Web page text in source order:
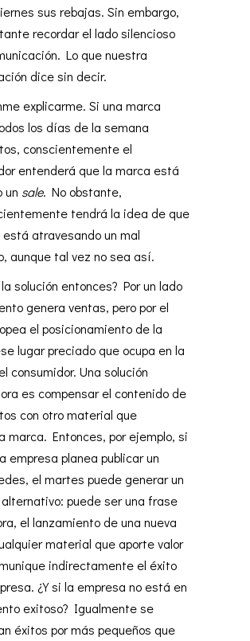
sus rebajas. Sin embargo,
recordar el lado silencioso
Lo que nuestra
dice sin decir.
explicarme. Si una marca
los días de la semana
conscientemente el
entenderá que la marca está
un sale. No obstante,
tendrá la idea de que
atravesando un mal
aunque tal vez no sea así.
solución entonces? Por un lado
genera ventas, pero por el
el posicionamiento de la
lugar preciado que ocupa en la
consumidor. Una solución
es compensar el contenido de
con otro material que
marca. Entonces, por ejemplo, si
empresa planea publicar un
el martes puede generar un
puede ser una frase
el lanzamiento de una nueva
material que aporte valor
indirectamente el éxito
¿Y si la empresa no está en
exitoso? Igualmente se
éxitos por más pequeños que